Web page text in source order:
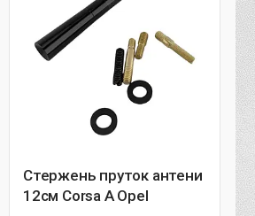
Стержень пруток антени
12см Corsa A Opel